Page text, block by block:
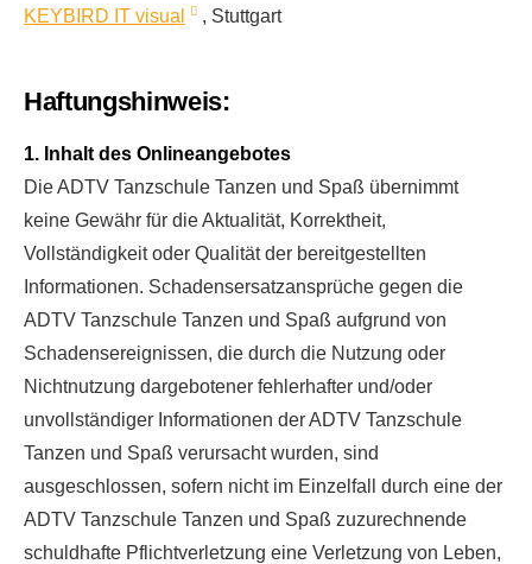
KEYBIRD IT visual
, Stuttgart
Haftungshinweis:
1. Inhalt des Onlineangebotes
Die ADTV Tanzschule Tanzen und Spaß übernimmt
keine Gewähr für die Aktualität, Korrektheit,
Vollständigkeit oder Qualität der bereitgestellten
Informationen. Schadensersatzansprüche gegen die
ADTV Tanzschule Tanzen und Spaß aufgrund von
Schadensereignissen, die durch die Nutzung oder
Nichtnutzung dargebotener fehlerhafter und/oder
unvollständiger Informationen der ADTV Tanzschule
Tanzen und Spaß verursacht wurden, sind
ausgeschlossen, sofern nicht im Einzelfall durch eine der
ADTV Tanzschule Tanzen und Spaß zuzurechnende
schuldhafte Pflichtverletzung eine Verletzung von Leben,